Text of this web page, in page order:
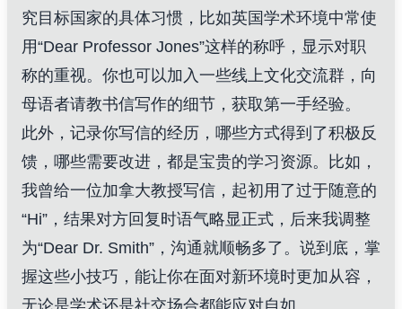
究目标国家的具体习惯，比如英国学术环境中常使
用“Dear Professor Jones”这样的称呼，显示对职
称的重视。你也可以加入一些线上文化交流群，向
母语者请教书信写作的细节，获取第一手经验。
此外，记录你写信的经历，哪些方式得到了积极反
馈，哪些需要改进，都是宝贵的学习资源。比如，
我曾给一位加拿大教授写信，起初用了过于随意的
“Hi”，结果对方回复时语气略显正式，后来我调整
为“Dear Dr. Smith”，沟通就顺畅多了。说到底，掌
握这些小技巧，能让你在面对新环境时更加从容，
无论是学术还是社交场合都能应对自如。